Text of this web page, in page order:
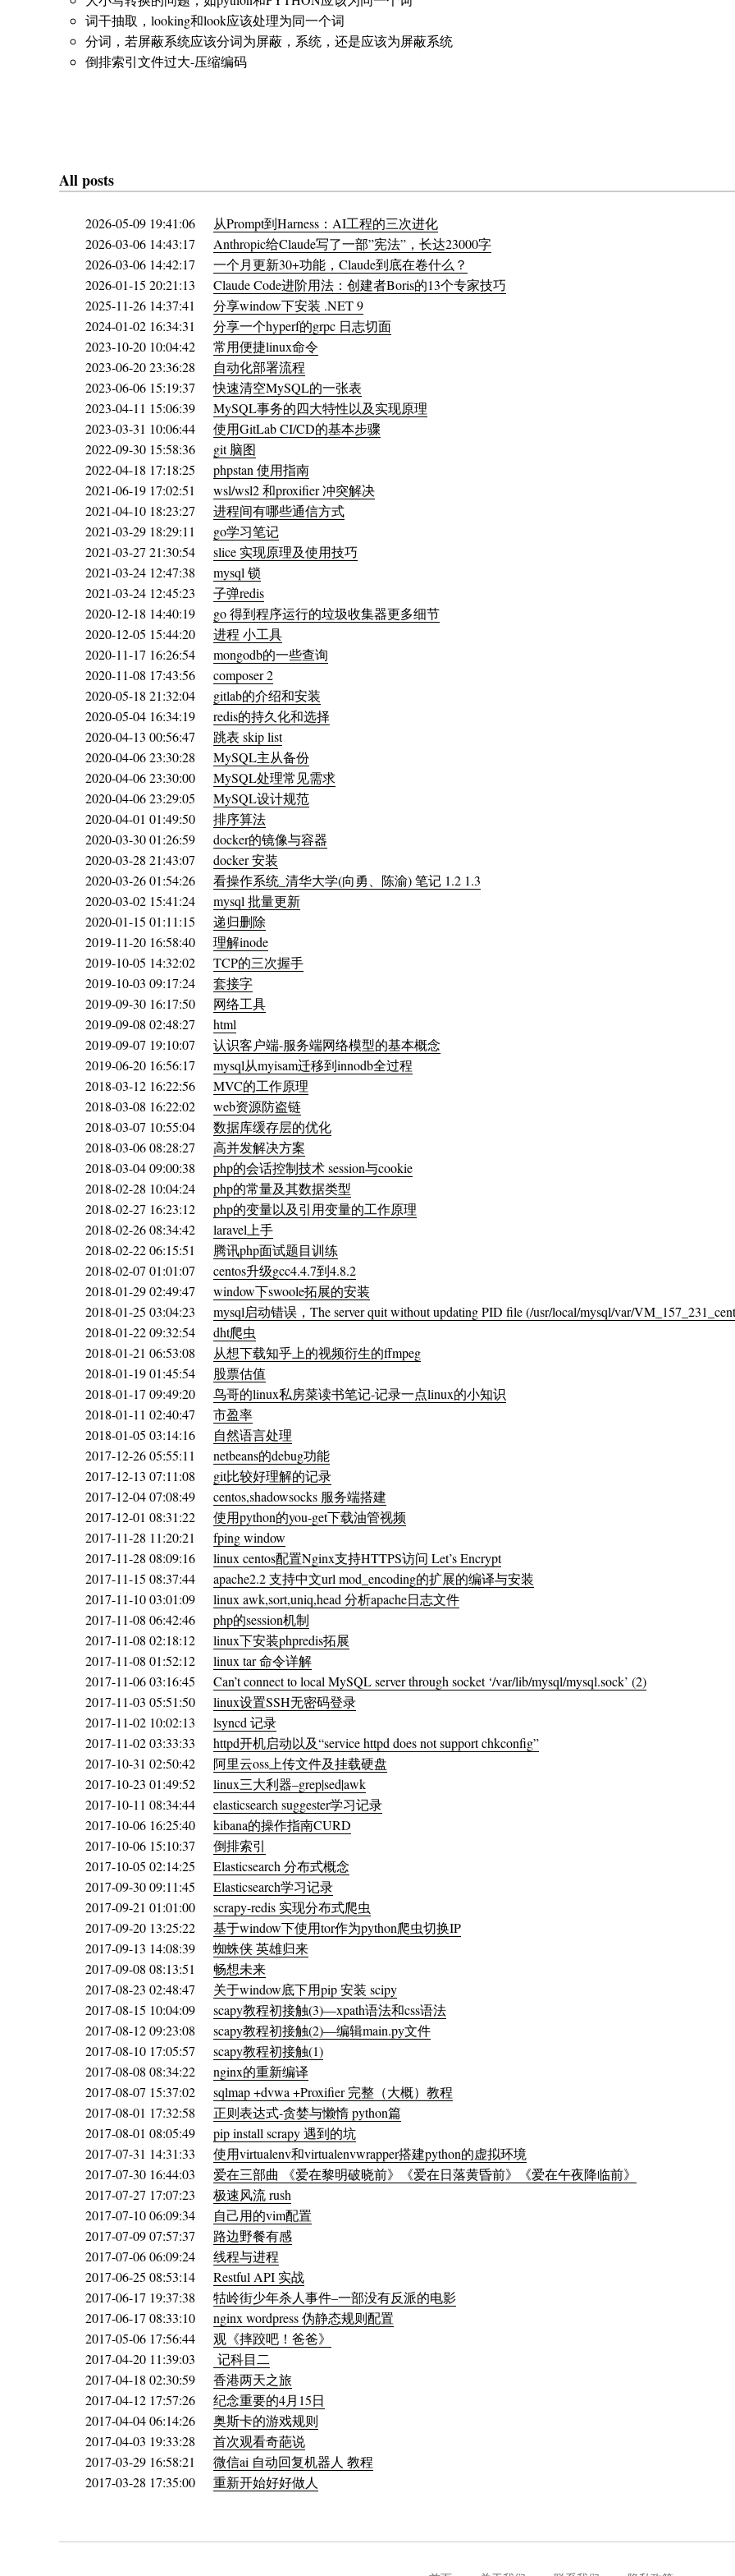
词干抽取，looking和look应该处理为同一个词
分词，若屏蔽系统应该分词为屏蔽，系统，还是应该为屏蔽系统
倒排索引文件过大-压缩编码
All posts
2026-05-09 19:41:06 从Prompt到Harness：AI工程的三次进化
2026-03-06 14:43:17 Anthropic给Claude写了一部”宪法”，长达23000字
2026-03-06 14:42:17 一个月更新30+功能，Claude到底在卷什么？
2026-01-15 20:21:13 Claude Code进阶用法：创建者Boris的13个专家技巧
2025-11-26 14:37:41 分享window下安装 .NET 9
2024-01-02 16:34:31 分享一个hyperf的grpc 日志切面
2023-10-20 10:04:42 常用便捷linux命令
2023-06-20 23:36:28 自动化部署流程
2023-06-06 15:19:37快速清空MySQL的一张表
2023-04-11 15:06:39 MySQL事务的四大特性以及实现原理
2023-03-31 10:06:44 使用GitLab CI/CD的基本步骤
2022-09-30 15:58:36 git 脑图
2022-04-18 17:18:25 phpstan 使用指南
2021-06-19 17:02:51 wsl/wsl2 和proxifier 冲突解决
2021-04-10 18:23:27 进程间有哪些通信方式
2021-03-29 18:29:11 go学习笔记
2021-03-27 21:30:54 slice 实现原理及使用技巧
2021-03-24 12:47:38 mysql 锁
2021-03-24 12:45:23 子弹redis
2020-12-18 14:40:19 go 得到程序运行的垃圾收集器更多细节
2020-12-05 15:44:20 进程 小工具
2020-11-17 16:26:54 mongodb的一些查询
2020-11-08 17:43:56 composer 2
2020-05-18 21:32:04 gitlab的介绍和安装
2020-05-04 16:34:19 redis的持久化和选择
2020-04-13 00:56:47 跳表 skip list
2020-04-06 23:30:28 MySQL主从备份
2020-04-06 23:30:00 MySQL处理常见需求
2020-04-06 23:29:05 MySQL设计规范
2020-04-01 01:49:50 排序算法
2020-03-30 01:26:59 docker的镜像与容器
2020-03-28 21:43:07 docker 安装
2020-03-26 01:54:26 看操作系统_清华大学(向勇、陈渝) 笔记 1.2 1.3
2020-03-02 15:41:24 mysql 批量更新
2020-01-15 01:11:15 递归删除
2019-11-20 16:58:40 理解inode
2019-10-05 14:32:02 TCP的三次握手
2019-10-03 09:17:24 套接字
2019-09-30 16:17:50 网络工具
2019-09-08 02:48:27 html
2019-09-07 19:10:07 认识客户端-服务端网络模型的基本概念
2019-06-20 16:56:17 mysql从myisam迁移到innodb全过程
2018-03-12 16:22:56 MVC的工作原理
2018-03-08 16:22:02 web资源防盗链
2018-03-07 10:55:04 数据库缓存层的优化
2018-03-06 08:28:27 高并发解决方案
2018-03-04 09:00:38 php的会话控制技术 session与cookie
2018-02-28 10:04:24 php的常量及其数据类型
2018-02-27 16:23:12 php的变量以及引用变量的工作原理
2018-02-26 08:34:42 laravel上手
2018-02-22 06:15:51 腾讯php面试题目训练
2018-02-07 01:01:07 centos升级gcc4.4.7到4.8.2
2018-01-29 02:49:47 window下swoole拓展的安装
2018-01-25 03:04:23 mysql启动错误，The server quit without updating PID file (/usr/local/mysql/var/
2018-01-22 09:32:54 dht爬虫
2018-01-21 06:53:08 从想下载知乎上的视频衍生的ffmpeg
2018-01-19 01:45:54 股票估值
2018-01-17 09:49:20 鸟哥的linux私房菜读书笔记-记录一点linux的小知识
2018-01-11 02:40:47 市盈率
2018-01-05 03:14:16 自然语言处理
2017-12-26 05:55:11 netbeans的debug功能
2017-12-13 07:11:08 git比较好理解的记录
2017-12-04 07:08:49 centos,shadowsocks 服务端搭建
2017-12-01 08:31:22 使用python的you-get下载油管视频
2017-11-28 11:20:21 fping window
2017-11-28 08:09:16 linux centos配置Nginx支持HTTPS访问 Let’s Encrypt
2017-11-15 08:37:44 apache2.2 支持中文url mod_encoding的扩展的编译与安装
2017-11-10 03:01:09 linux awk,sort,uniq,head 分析apache日志文件
2017-11-08 06:42:46 php的session机制
2017-11-08 02:18:12 linux下安装phpredis拓展
2017-11-08 01:52:12 linux tar 命令详解
2017-11-06 03:16:45 Can’t connect to local MySQL server through socket ‘/var/lib/mysql/mysql.sock’ (2)
2017-11-03 05:51:50 linux设置SSH无密码登录
2017-11-02 10:02:13 lsyncd 记录
2017-11-02 03:33:33 httpd开机启动以及“service httpd does not support chkconfig”
2017-10-31 02:50:42 阿里云oss上传文件及挂载硬盘
2017-10-23 01:49:52 linux三大利器–grep|sed|awk
2017-10-11 08:34:44 elasticsearch suggester学习记录
2017-10-06 16:25:40 kibana的操作指南CURD
2017-10-06 15:10:37 倒排索引
2017-10-05 02:14:25 Elasticsearch 分布式概念
2017-09-30 09:11:45 Elasticsearch学习记录
2017-09-21 01:01:00 scrapy-redis 实现分布式爬虫
2017-09-20 13:25:22 基于window下使用tor作为python爬虫切换IP
2017-09-13 14:08:39 蜘蛛侠 英雄归来
2017-09-08 08:13:51 畅想未来
2017-08-23 02:48:47 关于window底下用pip 安装 scipy
2017-08-15 10:04:09 scapy教程初接触(3)—xpath语法和css语法
2017-08-12 09:23:08 scapy教程初接触(2)—编辑main.py文件
2017-08-10 17:05:57 scapy教程初接触(1)
2017-08-08 08:34:22 nginx的重新编译
2017-08-07 15:37:02 sqlmap +dvwa +Proxifier 完整（大概）教程
2017-08-01 17:32:58 正则表达式-贪婪与懒惰 python篇
2017-08-01 08:05:49 pip install scrapy 遇到的坑
2017-07-31 14:31:33 使用virtualenv和virtualenvwrapper搭建python的虚拟环境
2017-07-30 16:44:03 爱在三部曲 《爱在黎明破晓前》《爱在日落黄昏前》《爱在午夜降临前》
2017-07-27 17:07:23 极速风流 rush
2017-07-10 06:09:34 自己用的vim配置
2017-07-09 07:57:37 路边野餐有感
2017-07-06 06:09:24 线程与进程
2017-06-25 08:53:14 Restful API 实战
2017-06-17 19:37:38 牯岭街少年杀人事件–一部没有反派的电影
2017-06-17 08:33:10 nginx wordpress 伪静态规则配置
2017-05-06 17:56:44 观《摔跤吧！爸爸》
2017-04-20 11:39:03
记科目二
2017-04-18 02:30:59 香港两天之旅
2017-04-12 17:57:26 纪念重要的4月15日
2017-04-04 06:14:26 奥斯卡的游戏规则
2017-04-03 19:33:28 首次观看奇葩说
2017-03-29 16:58:21 微信ai 自动回复机器人 教程
2017-03-28 17:35:00 重新开始好好做人